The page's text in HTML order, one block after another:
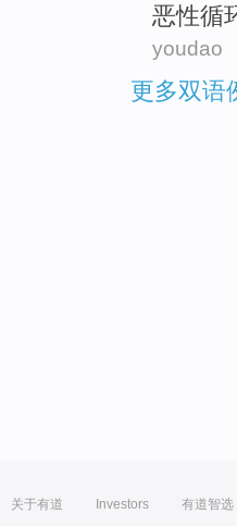
恶性循
youdao
更多双语
关于有道 Investors 有道智选